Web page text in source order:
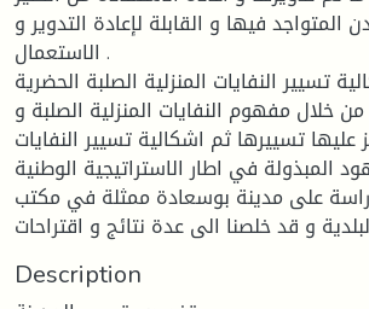
المتواجد فيها و القابلة لإعادة التدوير و
الاستعمال .
تسيير النفايات المنزلية الصلبة الحضرية
خلال مفهوم النفايات المنزلية الصلبة و
عليها تسييرها ثم اشكالية تسيير النفايات
المبذولة في اطار الاستراتيجية الوطنية .
على مدينة بوسعادة ممثلة في مكتب
Description